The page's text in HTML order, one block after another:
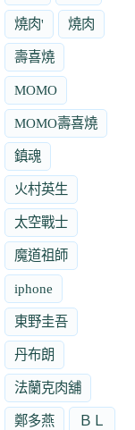
燒肉' 燒肉
壽喜燒
MOMO
MOMO壽喜燒
鎮魂
火村英生
太空戰士
魔道祖師
iphone
東野圭吾
丹布朗
法蘭克肉舖
鄭多燕 ＢＬ